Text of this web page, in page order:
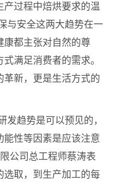
产过程中焙烘要求的温
与安全这两大趋势在一
康都主张对自然的尊
满足消费者的需求。
革新，更是生活方式的
发趋势是可以预见的，
能性等因素是应该注意
公司总工程师蔡涛表
选取，到生产加工的每